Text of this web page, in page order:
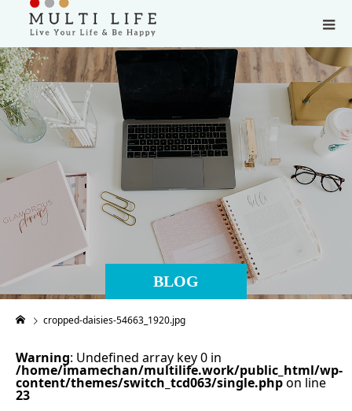
BLOG
cropped-daisies-54663_1920.jpg
Warning: Undefined array key 0 in
/home/imamechan/multilife.work/public_html/wp-
content/themes/switch_tcd063/single.phpon line
23